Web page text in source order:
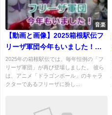
音楽
【動画と画像】2025箱根駅伝フ
リーザ軍団今年もいました！曲
はCreepy Nuts の ブリンバンバ
ン！
2025年の箱根駅伝では、毎年恒例の「フ
リーザ軍団」が再び登場しました。 彼ら
は、アニメ「ドラゴンボール」のキャラ
クターであるフリーザに扮し...